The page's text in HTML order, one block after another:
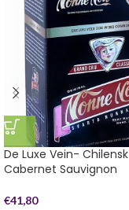
De Luxe Vein- Chilensk
Cabernet Sauvignon
€41,80